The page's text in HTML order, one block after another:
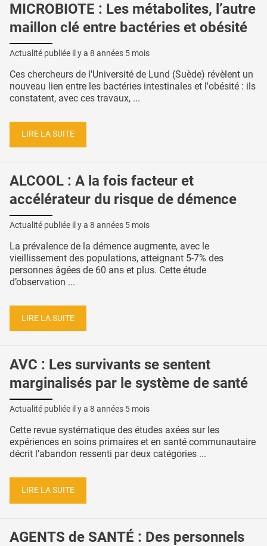
MICROBIOTE : Les métabolites, l’autre
maillon clé entre bactéries et obésité
Actualité publiée il y a 8 années 5 mois
Ces chercheurs de l'Université de Lund (Suède) révèlent un
nouveau lien entre les bactéries intestinales et l'obésité : ils
constatent, avec ces travaux, ...
LIRE LA SUITE
ALCOOL : A la fois facteur et
accélérateur du risque de démence
Actualité publiée il y a 8 années 5 mois
La prévalence de la démence augmente, avec le
vieillissement des populations, atteignant 5-7% des
personnes âgées de 60 ans et plus. Cette étude
d’observation ...
LIRE LA SUITE
AVC : Les survivants se sentent
marginalisés par le système de santé
Actualité publiée il y a 8 années 5 mois
Cette revue systématique des études axées sur les
expériences en soins primaires et en santé communautaire
décrit l’abandon ressenti par deux catégories ...
LIRE LA SUITE
AGENTS de SANTÉ : Des personnels